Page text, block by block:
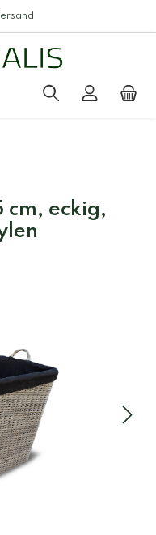
cm, eckig,